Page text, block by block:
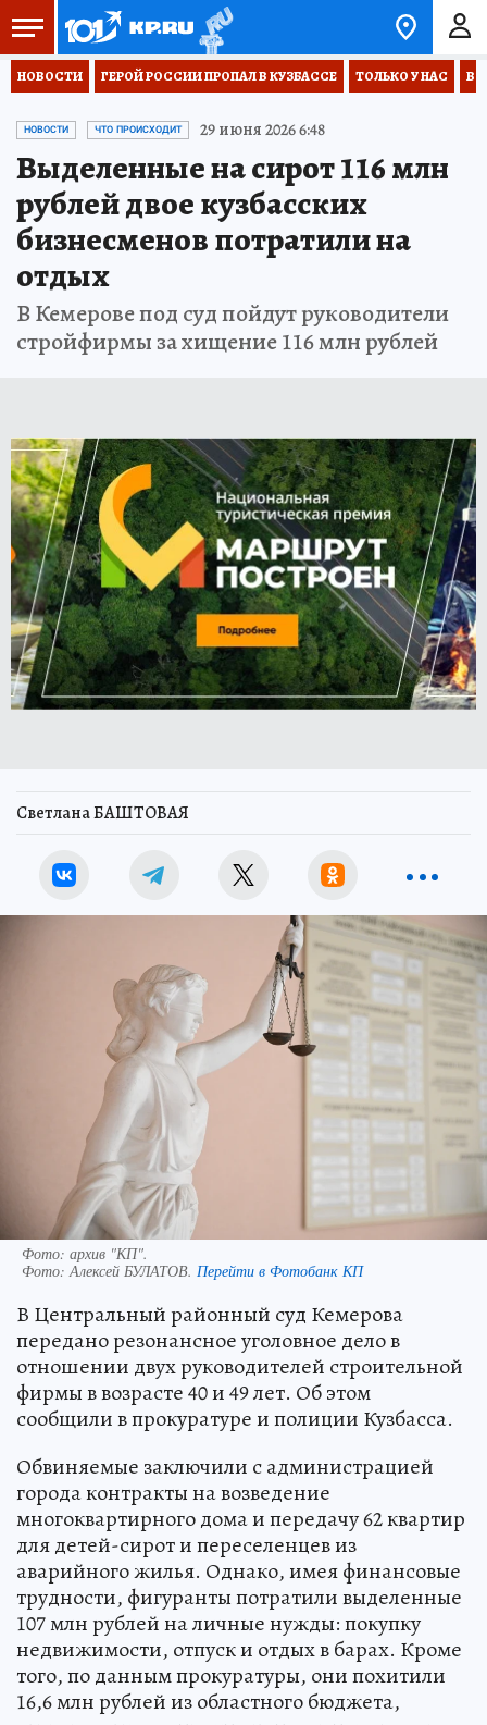
НОВОСТИ ГЕРОЙ РОССИИ ПРОПАЛ В КУЗБАССЕ ТОЛЬКО У НАС
НОВОСТИ ЧТО ПРОИСХОДИТ 29 июня 2026 6:48
Выделенные на сирот 116 млн
рублей двое кузбасских
бизнесменов потратили на
отдых
В Кемерове под суд пойдут руководители
стройфирмы за хищение 116 млн рублей
Светлана БАШТОВАЯ
Фото: архив "КП".
Фото:Алексей БУЛАТОВ. Перейти в Фотобанк КП
В Центральный районный суд Кемерова
передано резонансное уголовное дело в
отношении двух руководителей строительной
фирмы в возрасте 40 и 49 лет. Об этом
сообщили в прокуратуре и полиции Кузбасса.
Обвиняемые заключили с администрацией
города контракты на возведение
многоквартирного дома и передачу 62 квартир
для детей-сирот и переселенцев из
аварийного жилья. Однако, имея финансовые
трудности, фигуранты потратили выделенные
107 млн рублей на личные нужды: покупку
недвижимости, отпуск и отдых в барах. Кроме
того, по данным прокуратуры, они похитили
16,6 млн рублей из областного бюджета,